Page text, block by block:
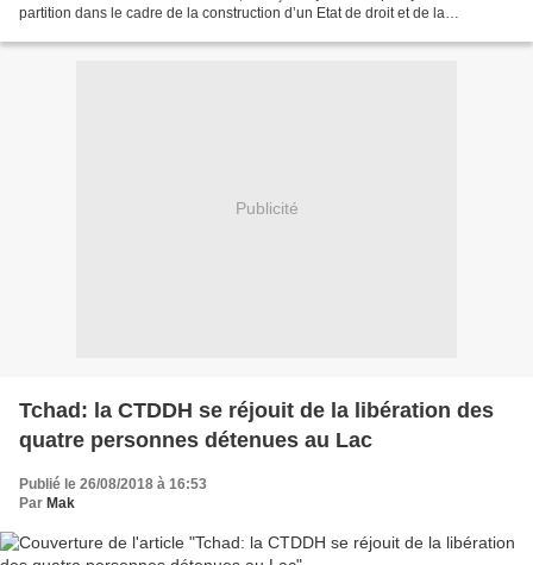
partition dans le cadre de la construction d’un Etat de droit et de la
Publicité
Tchad: la CTDDH se réjouit de la libération des
quatre personnes détenues au Lac
Publié le 26/08/2018 à 16:53
Par Mak